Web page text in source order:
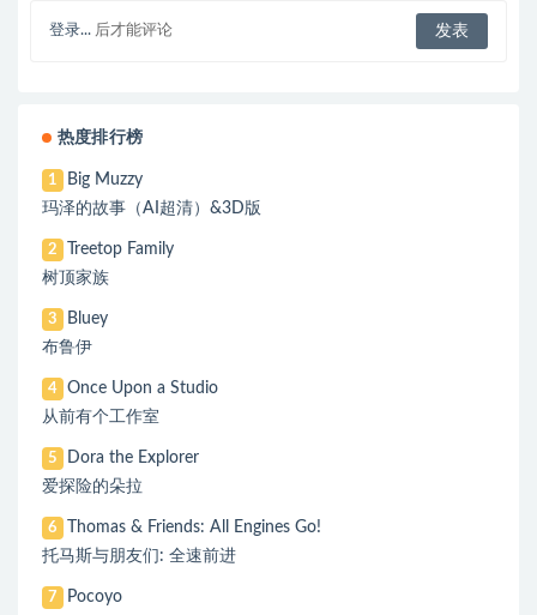
登录... 后才能评论
热度排行榜
1
Big Muzzy
玛泽的故事（AI超清）&3D版
2
Treetop Family
树顶家族
3
Bluey
布鲁伊
4
Once Upon a Studio
从前有个工作室
5
Dora the Explorer
爱探险的朵拉
6
Thomas & Friends: All Engines Go!
托马斯与朋友们: 全速前进
7
Pocoyo